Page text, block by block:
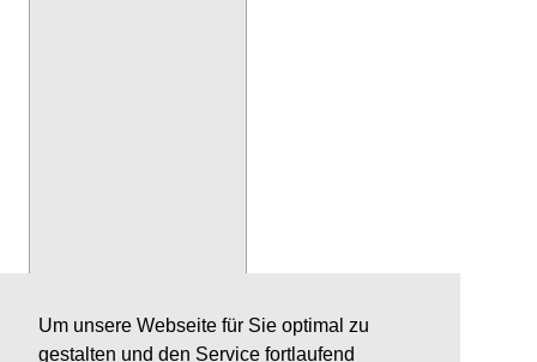
Um unsere Webseite für Sie optimal zu
gestalten und den Service fortlaufend